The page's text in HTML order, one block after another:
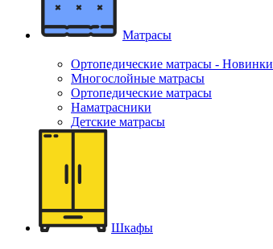
Матрасы
Ортопедические матрасы - Новинки
Многослойные матрасы
Ортопедические матрасы
Наматрасники
Детские матрасы
Шкафы